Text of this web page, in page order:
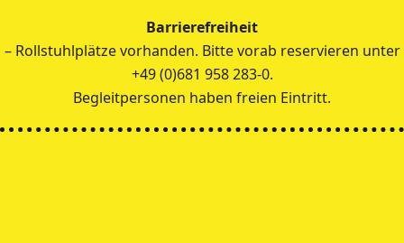
Barrierefreiheit
– Rollstuhlplätze vorhanden. Bitte vorab reservieren unter
+49 (0)681 958 283-0.
Begleitpersonen haben freien Eintritt.